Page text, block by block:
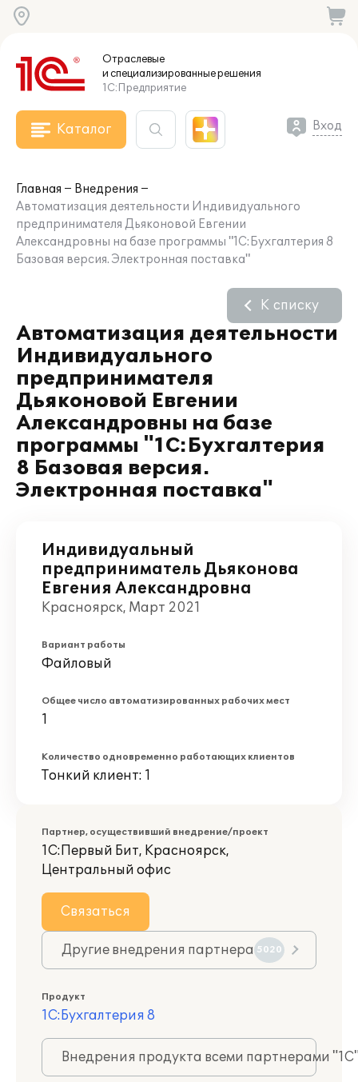
Отраслевые
и специализированныерешения
1С:Предприятие
Каталог Вход
Главная
Внедрения
Автоматизация деятельности Индивидуального
предпринимателя Дьяконовой Евгении
Александровны на базе программы "1С:Бухгалтерия 8
Базовая версия. Электронная поставка"
Автоматизация деятельности
Индивидуального
предпринимателя
Дьяконовой Евгении
Александровны на базе
программы "1С:Бухгалтерия
8 Базовая версия.
Электронная поставка"
К списку
Индивидуальный
предприниматель Дьяконова
Евгения Александровна
Красноярск, Март 2021
Вариант работы
Файловый
Общее число автоматизированных рабочих мест
1
Количество одновременно работающих клиентов
Тонкий клиент: 1
Партнер, осуществивший внедрение/проект
1С:Первый Бит, Красноярск,
Центральный офис
Связаться
Другие внедрения партнера 5020
Продукт
1С:Бухгалтерия 8
Внедрения продукта всеми партнерами